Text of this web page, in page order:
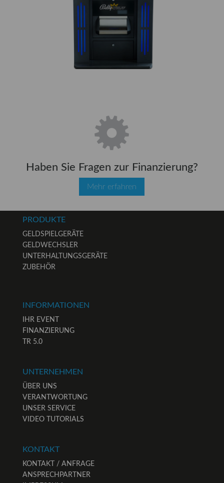
Haben Sie Fragen zur Finanzierung?
Mehr erfahren
PRODUKTE
GELDSPIELGERÄTE
GELDWECHSLER
UNTERHALTUNGSGERÄTE
ZUBEHÖR
INFORMATIONEN
IHR EVENT
FINANZIERUNG
TR 5.0
UNTERNEHMEN
ÜBER UNS
VERANTWORTUNG
UNSER SERVICE
VIDEO TUTORIALS
KONTAKT
KONTAKT / ANFRAGE
ANSPRECHPARTNER